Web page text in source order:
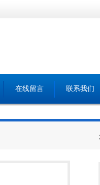
在线留言 联系我们